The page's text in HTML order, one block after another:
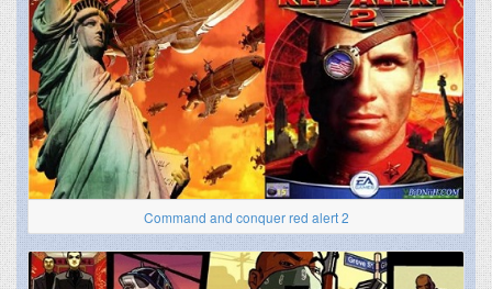
Command and conquer red alert 2